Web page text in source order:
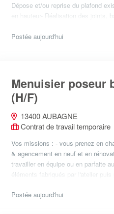
Dépose et/ou reprise du plafond
en hauteur- Réalisation des joints,
Postée aujourd'hui
Menuisier poseur
(H/F)
13400 AUBAGNE
Contrat de travail temporaire
Vos missions : - vous prenez en
& agencement en neuf et en
travailler en équipe ou en parfaite
éléments fabriqués par l'atelier puis
Postée aujourd'hui